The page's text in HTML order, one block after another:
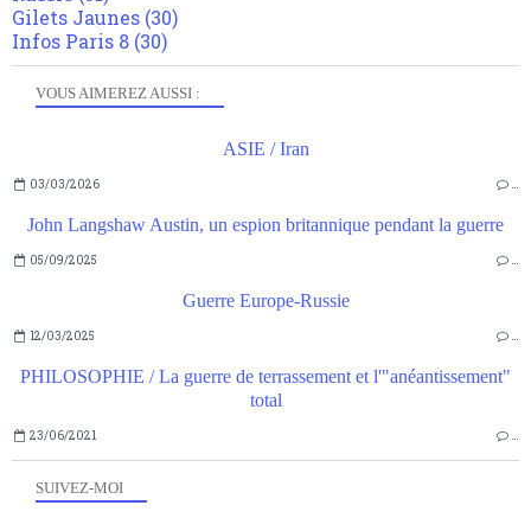
SUIVEZ-MOI
VOUS AIMEREZ AUSSI :
ASIE / Iran
03/03/2026 …
John Langshaw Austin, un espion britannique pendant la guerre
05/09/2025 …
Guerre Europe-Russie
12/03/2025 …
PHILOSOPHIE / La guerre de terrassement et l'"anéantissement"
total
23/06/2021 …
Gilets Jaunes (30)
Infos Paris 8 (30)